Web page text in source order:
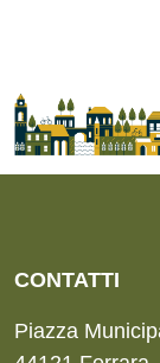
CONTATTI
Piazza